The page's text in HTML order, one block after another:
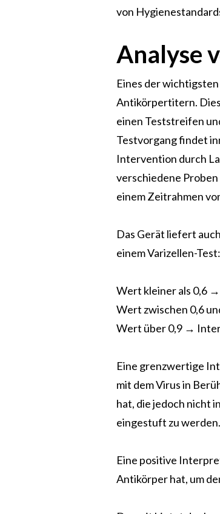
von
Analyse
Eines der
Antikörpertitern.
einen Teststreifen
Testvorgang findet
Intervention durch
verschiedene
einem Zeitrahmen
Das Gerät liefert
einem Varizellen-Test:
Wert kleiner als 0,6
Wert zwischen 0,6
Wert über 0,9 →
Eine grenzwertige
mit dem Virus in
hat, die jedoch nicht
eingestuft zu werden.
Eine positive
Antikörper hat, um